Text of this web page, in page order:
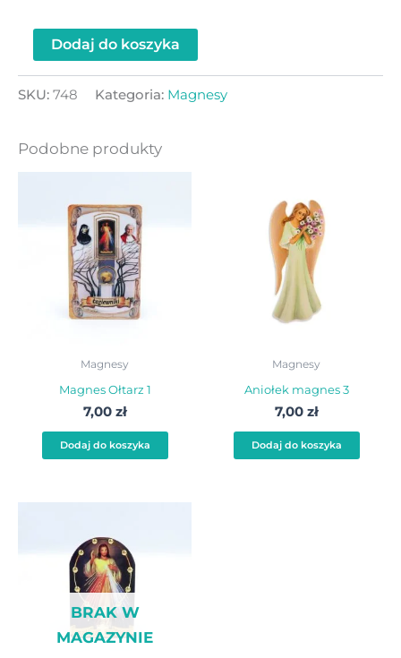
Dodaj do koszyka
SKU: 748 Kategoria: Magnesy
Podobne produkty
Magnesy
Magnes Ołtarz 1
7,00 zł
Dodaj do koszyka
Magnesy
Aniołek magnes 3
7,00 zł
Dodaj do koszyka
BRAK W
MAGAZYNIE